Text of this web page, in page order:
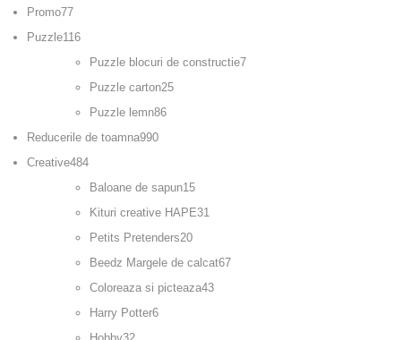
Promo77
Puzzle116
Puzzle blocuri de constructie7
Puzzle carton25
Puzzle lemn86
Reducerile de toamna990
Creative484
Baloane de sapun15
Kituri creative HAPE31
Petits Pretenders20
Beedz Margele de calcat67
Coloreaza si picteaza43
Harry Potter6